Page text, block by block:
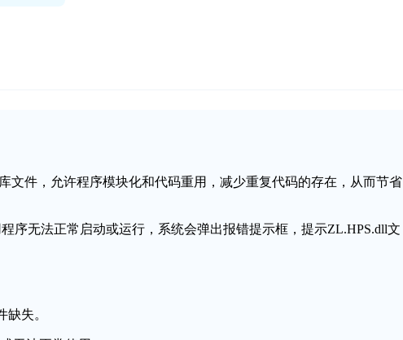
文件，允许程序模块化和代码重用，减少重复代码的存在，从而节省
序无法正常启动或运行，系统会弹出报错提示框，提示ZL.HPS.dll文
失。